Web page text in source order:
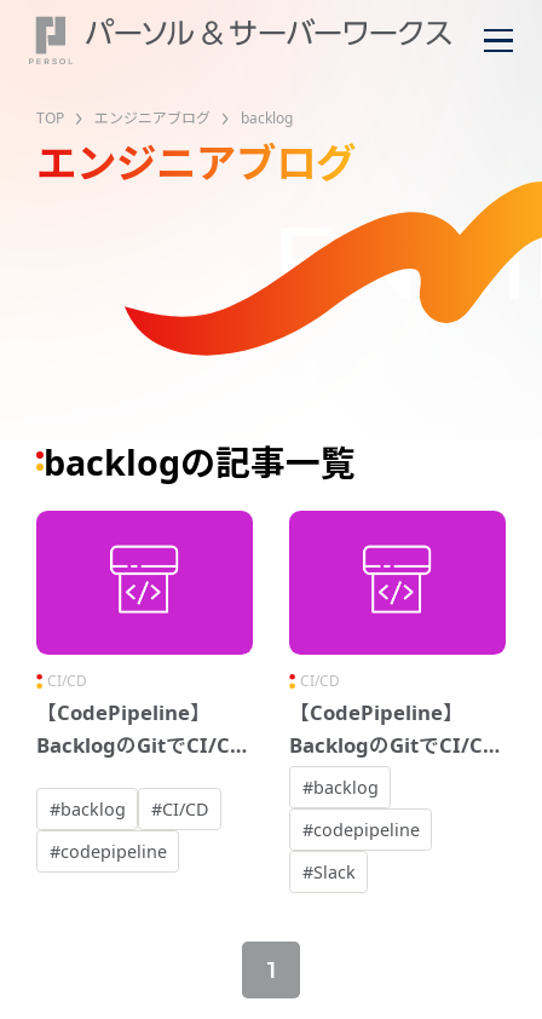
TOP エンジニアブログ backlog
エンジニアブログ
backlogの記事一覧
CI/CD
【CodePipeline】
BacklogのGitでCI/CD
てみた 【後編】
#backlog
#CI/CD
#codepipeline
CI/CD
【CodePipeline】
BacklogのGitでCI/CD
パイプラインを作成し
てみた 【前編】
#backlog
#codepipeline
#Slack
1